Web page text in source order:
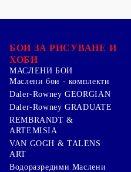
БОИ ЗА РИСУВАНЕ И
ХОБИ
МАСЛЕНИ БОИ
Маслени бои - комплекти
Daler-Rowney GEORGIAN
Daler-Rowney GRADUATE
REMBRANDT &
ARTEMISIA
VAN GOGH & TALENS
ART
Водоразредими Маслени